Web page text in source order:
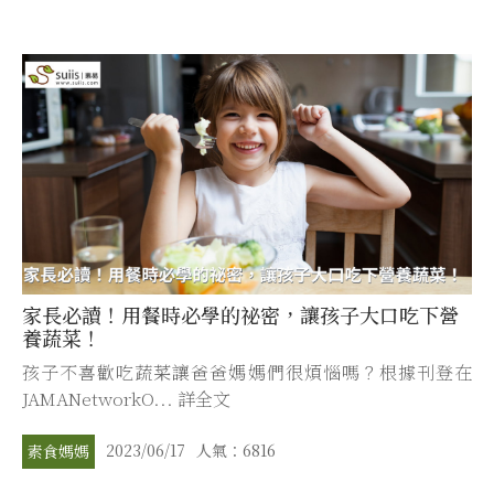
家長必讀！用餐時必學的祕密，讓孩子大口吃下營
養蔬菜！
孩子不喜歡吃蔬菜讓爸爸媽媽們很煩惱嗎？根據刊登在
JAMANetworkO... 詳全文
素食媽媽 2023/06/17 人氣：6816